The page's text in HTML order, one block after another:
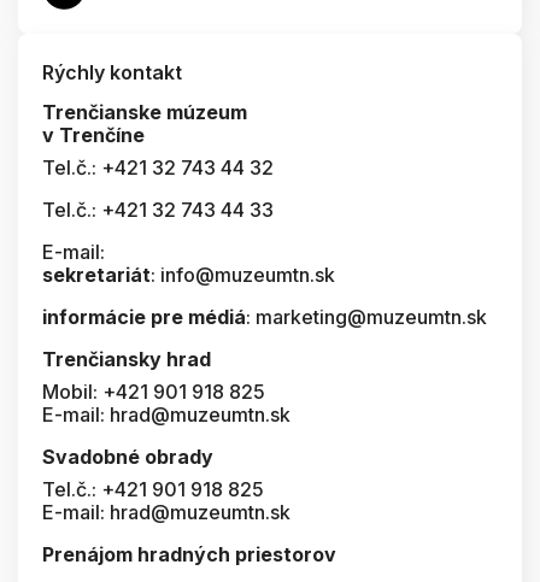
Rýchly kontakt
Trenčianske múzeum
v Trenčíne
Tel.č.: +421 32 743 44 32
Tel.č.: +421 32 743 44 33
E-mail:
sekretariát: info@muzeumtn.sk
informácie pre médiá: marketing@muzeumtn.sk
Trenčiansky hrad
Mobil: +421 901 918 825
E-mail: hrad@muzeumtn.sk
Svadobné obrady
Tel.č.: +421 901 918 825
E-mail: hrad@muzeumtn.sk
Prenájom hradných priestorov